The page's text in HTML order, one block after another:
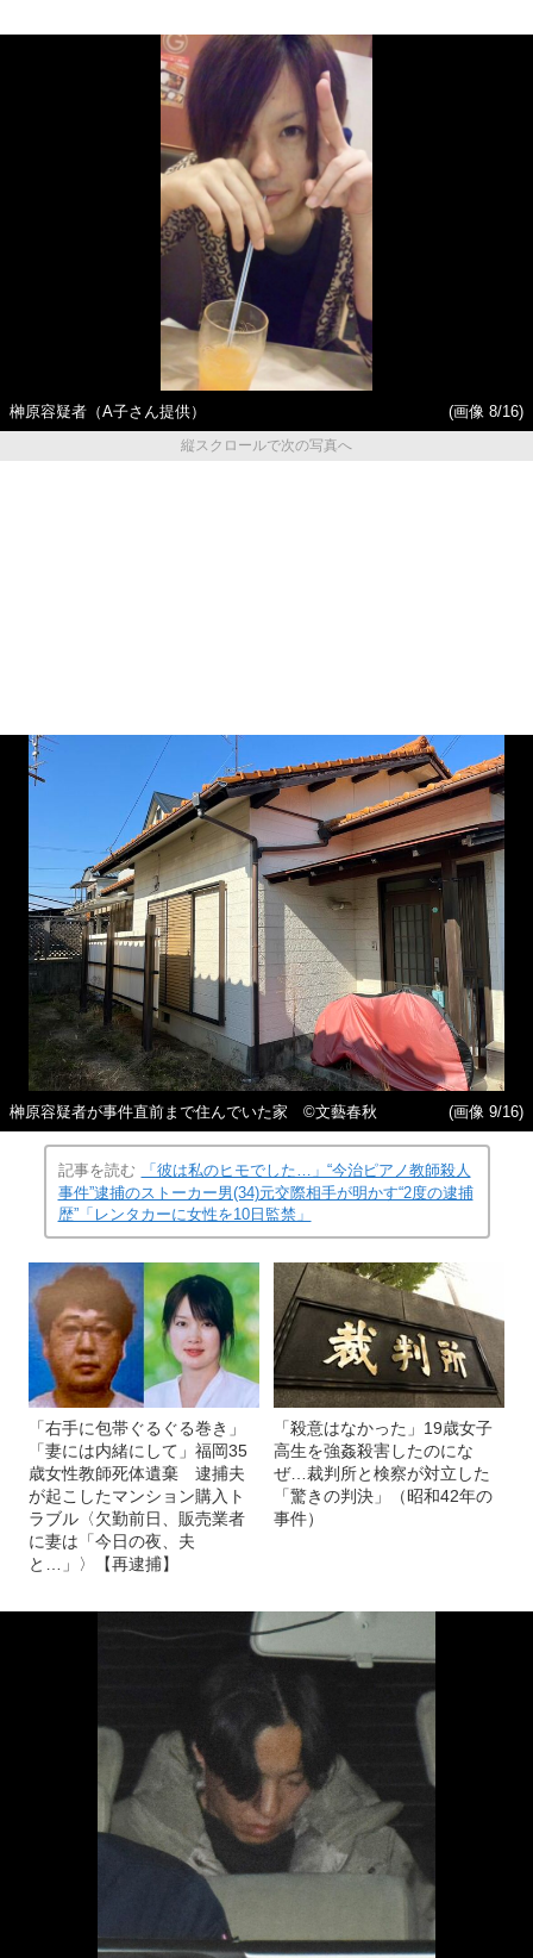
榊原容疑者（A子さん提供）
(画像 8/16)
縦スクロールで次の写真へ
榊原容疑者が事件直前まで住んでいた家 ©文藝春秋 (画像 9/16)
記事を読む
「彼は私のヒモでした…」“今治ピアノ教師殺人
事件”逮捕のストーカー男(34)元交際相手が明かす“2度の逮捕
歴”「レンタカーに女性を10日監禁」
「右手に包帯ぐるぐる巻き」
「妻には内緒にして」福岡35
歳女性教師死体遺棄 逮捕夫
が起こしたマンション購入ト
ラブル〈欠勤前日、販売業者
に妻は「今日の夜、夫
と…」〉【再逮捕】
「殺意はなかった」19歳女子
高生を強姦殺害したのにな
ぜ…裁判所と検察が対立した
「驚きの判決」（昭和42年の
事件）